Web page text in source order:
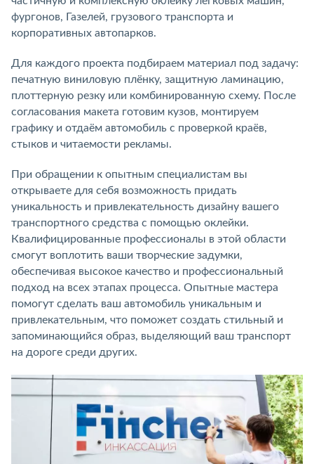
фургонов, Газелей, грузового транспорта и
корпоративных автопарков.
Для каждого проекта подбираем материал под задачу:
печатную виниловую плёнку, защитную ламинацию,
плоттерную резку или комбинированную схему. После
согласования макета готовим кузов, монтируем
графику и отдаём автомобиль с проверкой краёв,
стыков и читаемости рекламы.
При обращении к опытным специалистам вы
открываете для себя возможность придать
уникальность и привлекательность дизайну вашего
транспортного средства с помощью оклейки.
Квалифицированные профессионалы в этой области
смогут воплотить ваши творческие задумки,
обеспечивая высокое качество и профессиональный
подход на всех этапах процесса. Опытные мастера
помогут сделать ваш автомобиль уникальным и
привлекательным, что поможет создать стильный и
запоминающийся образ, выделяющий ваш транспорт
на дороге среди других.